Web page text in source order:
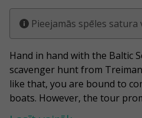
Pieejamās spēles
Hand in hand with the Baltic
scavenger hunt from
like that, you are bound to
boats. However, the tour
discoveries, such as the